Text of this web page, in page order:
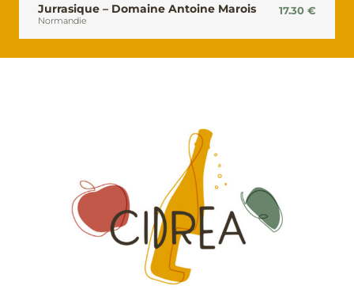
Jurrasique – Domaine Antoine Marois
Normandie
17.30 €